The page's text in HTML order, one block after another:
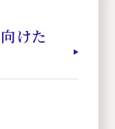
けた